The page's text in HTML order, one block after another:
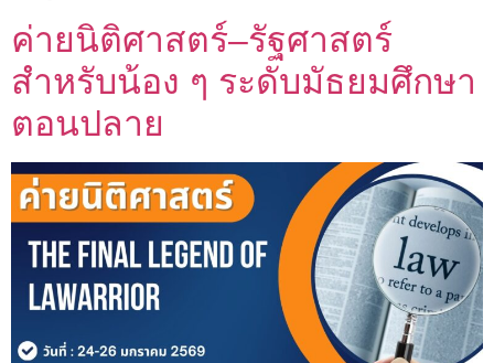
ค่ายนิติศาสตร์–รัฐศาสตร์
สำหรับน้อง ๆ ระดับมัธยมศึกษา
ตอนปลาย